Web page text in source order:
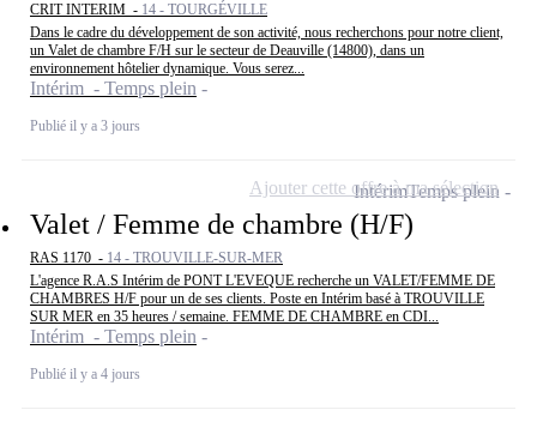
CRIT INTERIM - 14 - TOURGÉVILLE
Dans le cadre du développement de son activité, nous recherchons pour notre client,
un Valet de chambre F/H sur le secteur de Deauville (14800), dans un
environnement hôtelier dynamique. Vous serez...
Intérim - Temps plein
Publié il y a 3 jours
Valet / Femme de chambre (H/F)
RAS 1170 - 14 - TROUVILLE-SUR-MER
L'agence R.A.S Intérim de PONT L'EVEQUE recherche un VALET/FEMME DE
CHAMBRES H/F pour un de ses clients. Poste en Intérim basé à TROUVILLE
SUR MER en 35 heures / semaine. FEMME DE CHAMBRE en CDI...
Intérim - Temps plein
Publié il y a 4 jours
IntérimTemps plein
Ajouter cette offre à ma sélection